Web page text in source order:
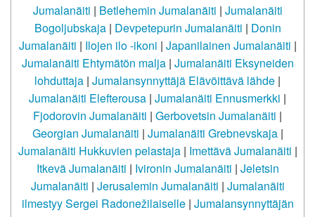
Jumalanäiti | Betlehemin Jumalanäiti | Jumalanäiti
Bogoljubskaja| Devpetepurin Jumalanäiti | Donin
Jumalanäiti | Ilojen ilo -ikoni | Japanilainen Jumalanäiti |
Jumalanäiti Ehtymätön malja| Jumalanäiti Eksyneiden
lohduttaja | Jumalansynnyttäjä Elävöittävä lähde |
Jumalanäiti Elefterousa | Jumalanäiti Ennusmerkki |
Fjodorovin Jumalanäiti | Gerbovetsin Jumalanäiti |
Georgian Jumalanäiti | Jumalanäiti Grebnevskaja|
Jumalanäiti Hukkuvien pelastaja| Imettävä Jumalanäiti |
Itkevä Jumalanäiti | Ivironin Jumalanäiti | Jeletsin
Jumalanäiti | Jerusalemin Jumalanäiti | Jumalanäiti
ilmestyy Sergei Radonežilaiselle| Jumalansynnyttäjän